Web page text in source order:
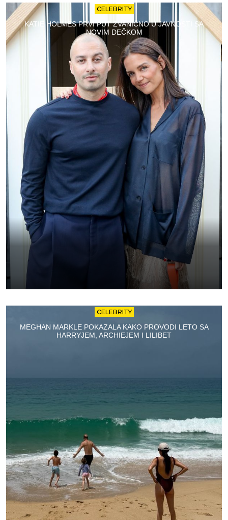
CELEBRITY
KATIE HOLMES PRVI PUT ZVANIČNO U JAVNOSTI SA
NOVIM DEČKOM
CELEBRITY
MEGHAN MARKLE POKAZALA KAKO PROVODI LETO SA
HARRYJEM, ARCHIEJEM I LILIBET